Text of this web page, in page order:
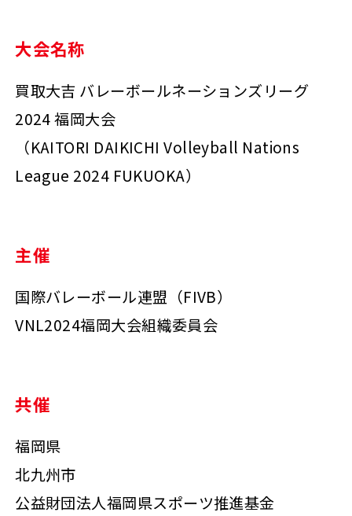
大会名称
買取大吉 バレーボールネーションズリーグ
2024 福岡大会
（KAITORI DAIKICHI Volleyball Nations
League 2024 FUKUOKA）
主催
国際バレーボール連盟（FIVB）
VNL2024福岡大会組織委員会
共催
福岡県
北九州市
公益財団法人福岡県スポーツ推進基金